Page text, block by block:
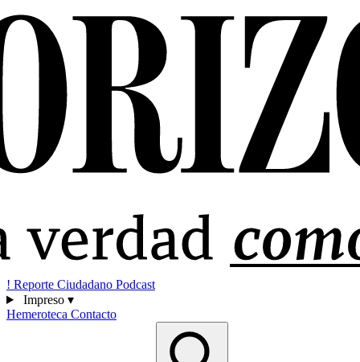
! Reporte Ciudadano Podcast
Impreso ▾
Hemeroteca Contacto